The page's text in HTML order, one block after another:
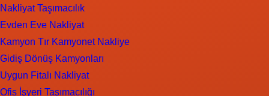
Nakliyat Taşımacılık
Evden Eve Nakliyat
Kamyon Tır Kamyonet Nakliye
Gidiş Dönüş Kamyonları
Uygun Fitalı Nakliyat
Ofis İşyeri Taşımacılığı